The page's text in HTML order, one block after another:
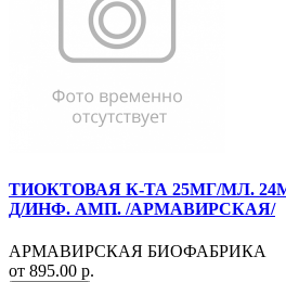
ТИОКТОВАЯ К-ТА 25МГ/МЛ.
Д/ИНФ. АМП. /АРМАВИРСКАЯ/
АРМАВИРСКАЯ БИОФАБРИКА
от 895.00 р.